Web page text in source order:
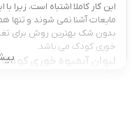
این کار کاملا اشتباه است،
مایعات آشنا نمی شوند و تنها
بدون شک بهترین روش برای
خوری کودک می باشد.
لیوان آبمیوه خوری